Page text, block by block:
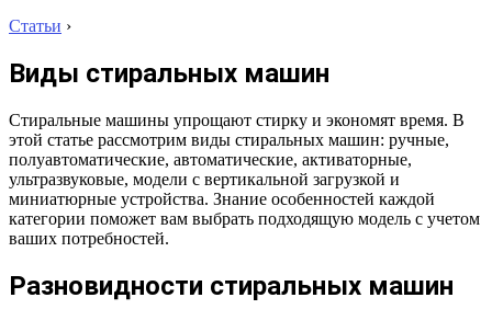
Статьи ›
Виды стиральных машин
Стиральные машины упрощают стирку и экономят время. В
этой статье рассмотрим виды стиральных машин: ручные,
полуавтоматические, автоматические, активаторные,
ультразвуковые, модели с вертикальной загрузкой и
миниатюрные устройства. Знание особенностей каждой
категории поможет вам выбрать подходящую модель с учетом
ваших потребностей.
Разновидности стиральных машин